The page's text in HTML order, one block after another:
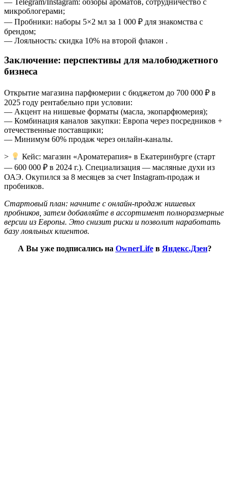
микроблогерами;
— Пробники: наборы 5×2 мл за 1 000 ₽ для знакомства с
брендом;
— Лояльность: скидка 10% на второй флакон .
Заключение: перспективы для малобюджетного
бизнеса
Открытие магазина парфюмерии с бюджетом до 700 000 ₽ в
2025 году рентабельно при условии:
— Акцент на нишевые форматы (масла, экопарфюмерия);
— Комбинация каналов закупки: Европа через посредников +
отечественные поставщики;
— Минимум 60% продаж через онлайн-каналы.
>
Кейс: магазин «Ароматерапия» в Екатеринбурге (старт
— 600 000 ₽ в 2024 г.). Специализация — масляные духи из
ОАЭ. Окупился за 8 месяцев за счет Instagram-продаж и
пробников.
Стартовый план: начните с онлайн-продаж нишевых
пробников, затем добавляйте в ассортимент полноразмерные
версии из Европы. Это снизит риски и позволит наработать
базу лояльных клиентов.
А Вы уже подписались на OwnerLifeв Яндекс.Дзен?